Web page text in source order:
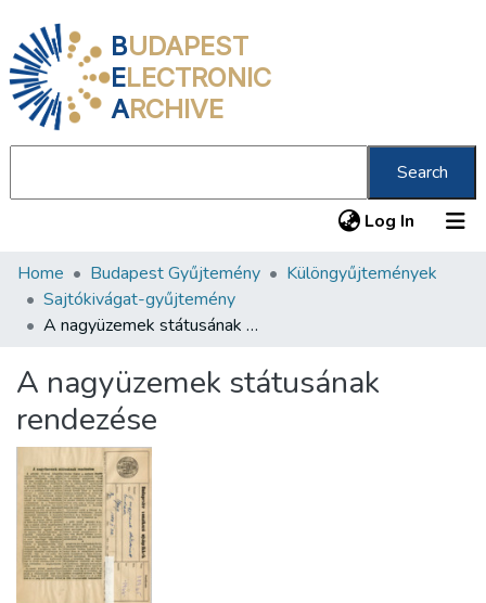
BUDAPEST
ELECTRONIC
ARCHIVE
Search
Log In (current)
Communities & Collections
All of DSpace
About us
Home Budapest Gyűjtemény
Különgyűjtemények
Sajtókivágat-gyűjtemény
A nagyüzemek státusának rendezése
A nagyüzemek státusának
rendezése